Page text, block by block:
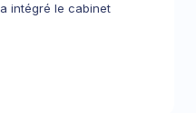
a intégré le cabinet